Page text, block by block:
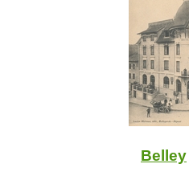
Belley